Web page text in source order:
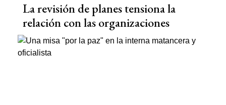
La revisión de planes tensiona la
relación con las organizaciones